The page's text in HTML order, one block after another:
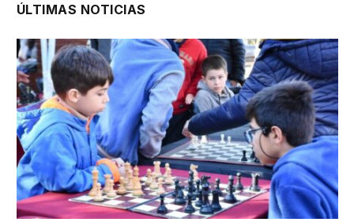
ÚLTIMAS NOTICIAS